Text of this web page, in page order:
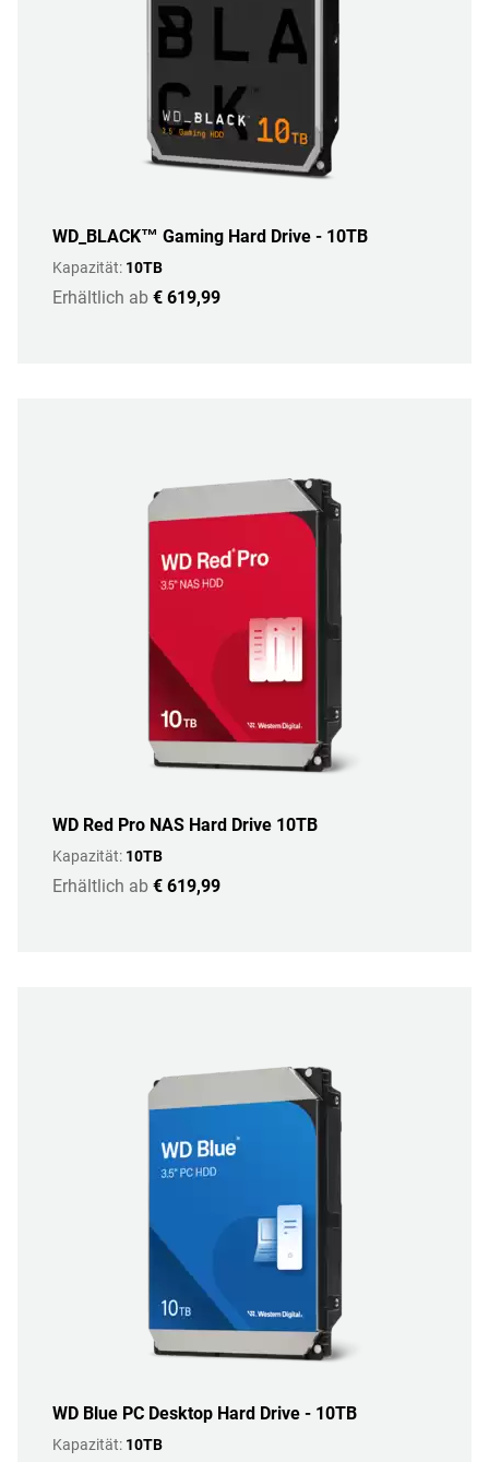
WD_BLACK™ Gaming Hard Drive - 10TB
Kapazität: 10TB
Erhältlich ab € 619,99
WD Red Pro NAS Hard Drive 10TB
Kapazität: 10TB
Erhältlich ab € 619,99
WD Blue PC Desktop Hard Drive - 10TB
Kapazität: 10TB